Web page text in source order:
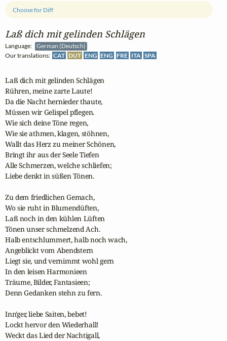
Laß dich mit gelinden Schlägen
Language:
German (Deutsch)
Our translations: CAT DUT ENG ENG FRE ITA SPA
Choose for Diff
Laß dich mit gelinden Schlägen
Rühren, meine zarte Laute!
Da die Nacht hernieder thaute,
Müssen wir Gelispel pflegen.
Wie sich deine Töne regen,
Wie sie athmen, klagen, stöhnen,
Wallt das Herz zu meiner Schönen,
Bringt ihr aus der Seele Tiefen
Alle Schmerzen, welche schliefen;
Liebe denkt in süßen Tönen.
Zu dem friedlichen Gemach,
Wo sie ruht in Blumendüften,
Laß noch in den kühlen Lüften
Tönen unser schmelzend Ach.
Halb entschlummert, halb noch wach,
Angeblickt vom Abendstern
Liegt sie, und vernimmt wohl gern
In den leisen Harmonieen
Träume, Bilder, Fantasieen;
Denn Gedanken stehn zu fern.
Inn'ger, liebe Saiten, bebet!
Lockt hervor den Wiederhall!
Weckt das Lied der Nachtigall,